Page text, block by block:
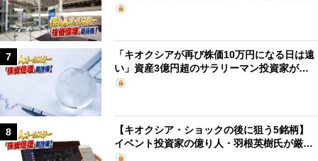
7
「キオクシアが再び株価10万円になる日は遠
い」資産3億円超のサラリーマン投資家が…
8
【キオクシア・ショックの後に狙う5銘柄】
イベント投資家の億り人・羽根英樹氏が厳…